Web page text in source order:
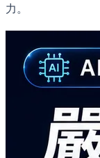
力。